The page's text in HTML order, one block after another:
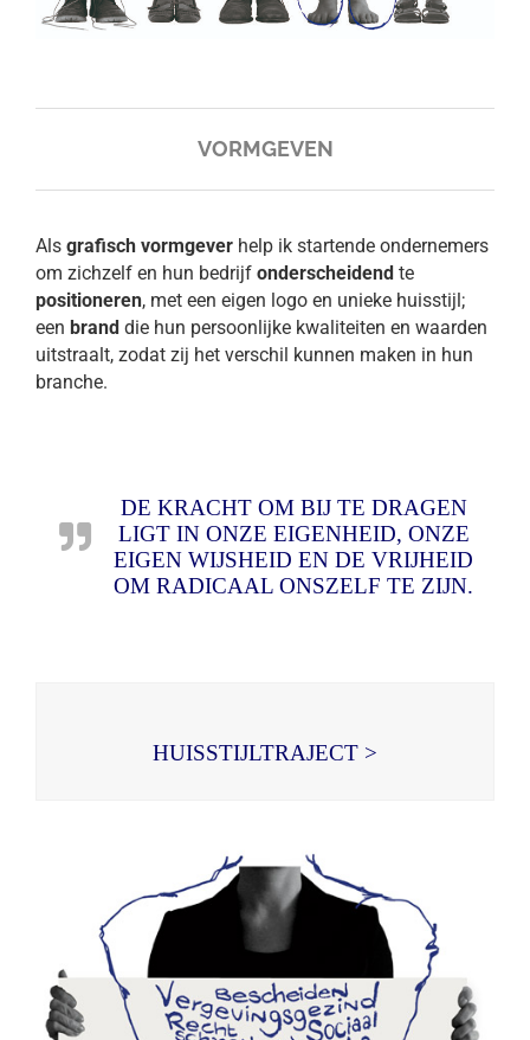
VORMGEVEN
Als grafisch vormgever help ik startende ondernemers
om zichzelf en hun bedrijf onderscheidend te
positioneren, met een eigen logo en unieke huisstijl;
een brand die hun persoonlijke kwaliteiten en waarden
uitstraalt, zodat zij het verschil kunnen maken in hun
branche.
DE KRACHT OM BIJ TE DRAGEN
LIGT IN ONZE EIGENHEID, ONZE
EIGEN WIJSHEID EN DE VRIJHEID
OM RADICAAL ONSZELF TE ZIJN.
HUISSTIJLTRAJECT >